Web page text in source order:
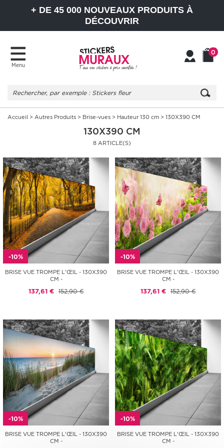
+ DE 45 000 NOUVEAUX PRODUITS À
DÉCOUVRIR
Menu
0
Accueil > Autres Produits > Brise-vues > Hauteur 130 cm > 130X390 CM
130X390 CM
8 ARTICLE(S)
-10%
BRISE VUE TROMPE L'ŒIL - 130X390
CM -
137,61 € 152,90 €
-10%
BRISE VUE TROMPE L'ŒIL - 130X390
CM -
137,61 € 152,90 €
-10%
BRISE VUE TROMPE L'ŒIL - 130X390
CM -
-10%
BRISE VUE TROMPE L'ŒIL - 130X390
CM -